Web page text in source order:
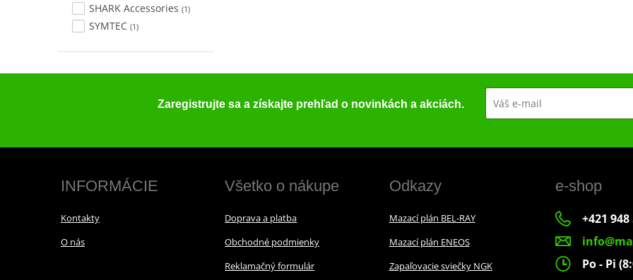
SHARK Accessories (1)
SYMTEC (1)
Zaregistrujte sa a získajte prehľad o novinkách a akciách.
INFORMÁCIE
Kontakty
O nás
Všetko o nákupe
Doprava a platba
Obchodné podmienky
Reklamačný formulár
Odkazy
Mazací plán BEL-RAY
Mazací plán ENEOS
Zapaľovacie sviečky NGK
e-shop
+421
Po - Pi